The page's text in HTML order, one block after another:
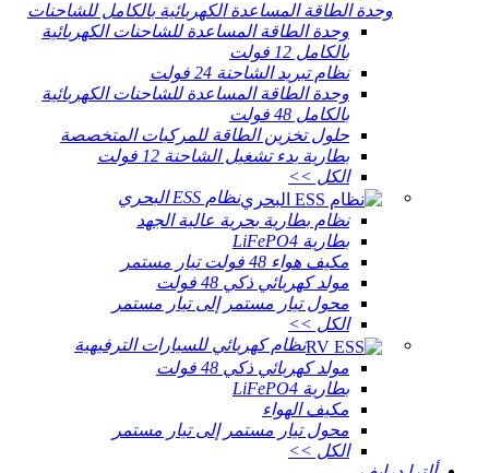
وحدة الطاقة المساعدة الكهربائية بالكامل للشاحنات
وحدة الطاقة المساعدة للشاحنات الكهربائية
بالكامل 12 فولت
نظام تبريد الشاحنة 24 فولت
وحدة الطاقة المساعدة للشاحنات الكهربائية
بالكامل 48 فولت
حلول تخزين الطاقة للمركبات المتخصصة
بطارية بدء تشغيل الشاحنة 12 فولت
الكل >>
نظام ESS البحري
نظام بطارية بحرية عالية الجهد
بطارية LiFePO4
مكيف هواء 48 فولت تيار مستمر
مولد كهربائي ذكي 48 فولت
محول تيار مستمر إلى تيار مستمر
الكل >>
نظام كهربائي للسيارات الترفيهية
مولد كهربائي ذكي 48 فولت
بطارية LiFePO4
مكيف الهواء
محول تيار مستمر إلى تيار مستمر
الكل >>